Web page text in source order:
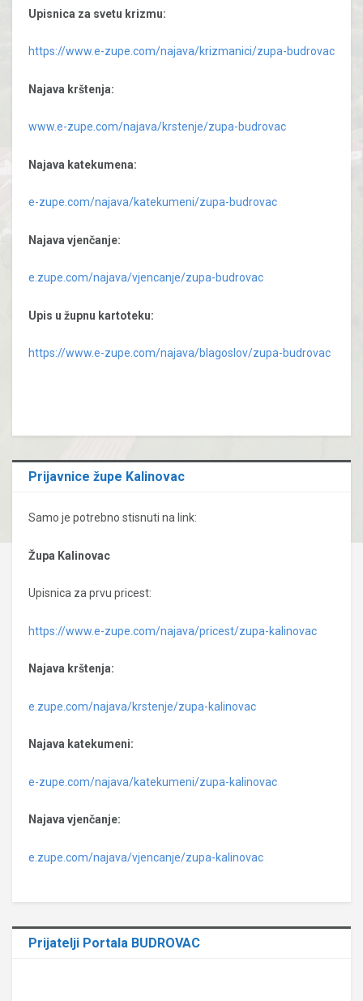
Upisnica za svetu krizmu:
https://www.e-zupe.com/najava/krizmanici/zupa-budrovac
Najava krštenja:
www.e-zupe.com/najava/krstenje/zupa-budrovac
Najava katekumena:
e-zupe.com/najava/katekumeni/zupa-budrovac
Najava vjenčanje:
e.zupe.com/najava/vjencanje/zupa-budrovac
Upis u župnu kartoteku:
https://www.e-zupe.com/najava/blagoslov/zupa-budrovac
Prijavnice župe Kalinovac
Samo je potrebno stisnuti na link:
Župa Kalinovac
Upisnica za prvu pricest:
https://www.e-zupe.com/najava/pricest/zupa-kalinovac
Najava krštenja:
e.zupe.com/najava/krstenje/zupa-kalinovac
Najava katekumeni:
e-zupe.com/najava/katekumeni/zupa-kalinovac
Najava vjenčanje:
e.zupe.com/najava/vjencanje/zupa-kalinovac
Prijatelji Portala BUDROVAC